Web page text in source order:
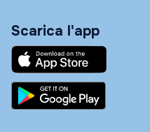
Scarica l'app